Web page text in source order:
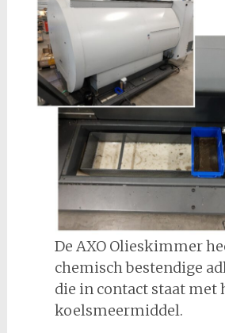
De AXO Olieskimmer
chemisch bestendige
die in contact staat met
koelsmeermiddel.